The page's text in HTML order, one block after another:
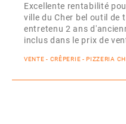
Excellente rentabilité
ville du Cher bel outil de
entretenu 2 ans
inclus dans le prix de
VENTE - CRÊPERIE - PIZZERIA